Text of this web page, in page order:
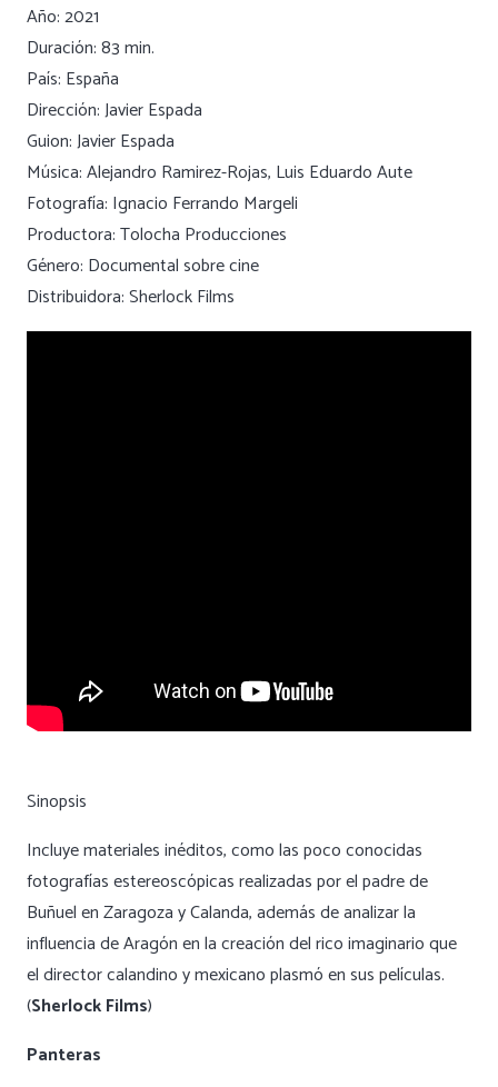
Año: 2021
Duración: 83 min.
País: España
Dirección: Javier Espada
Guion: Javier Espada
Música: Alejandro Ramirez-Rojas, Luis Eduardo Aute
Fotografía: Ignacio Ferrando Margeli
Productora: Tolocha Producciones
Género: Documental sobre cine
Distribuidora: Sherlock Films
Sinopsis
Incluye materiales inéditos, como las poco conocidas
fotografías estereoscópicas realizadas por el padre de
Buñuel en Zaragoza y Calanda, además de analizar la
influencia de Aragón en la creación del rico imaginario que
el director calandino y mexicano plasmó en sus películas.
(Sherlock Films)
Panteras